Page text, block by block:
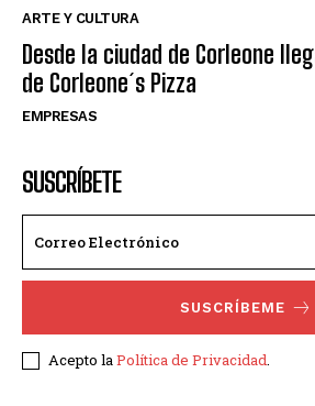
ARTE Y CULTURA
Desde la ciudad de Corleone
de Corleone´s Pizza
EMPRESAS
SUSCRÍBETE
SUSCRÍBEME
Acepto laPolítica de Privacidad.